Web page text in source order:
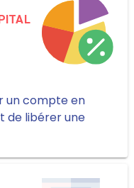
un compte en
de libérer une